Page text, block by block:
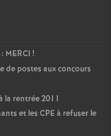
: MERCI !
de postes aux concours
la rentrée 2011
et les CPE à refuser le